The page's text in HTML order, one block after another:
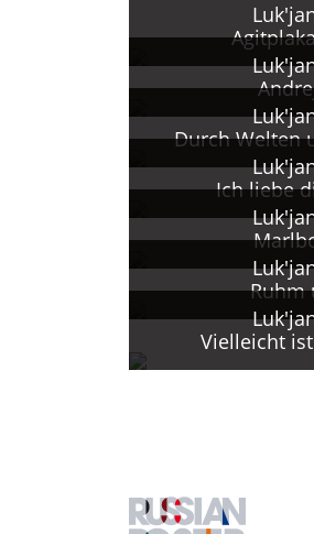
Seit
(MGChI).
1985 -
und
1993
1994
Auch
2007
Durch Welten
Ich liebe
Ruhm
Vielleicht